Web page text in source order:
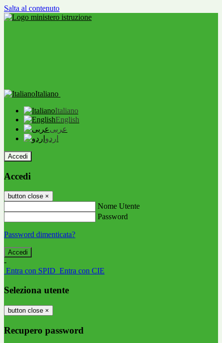
Salta al contenuto
Italiano
Italiano
English
عربى
اردو
Accedi
Accedi
button close ×
Nome Utente
Password
Password dimenticata?
-
Entra con SPID Entra con CIE
Seleziona utente
button close ×
Recupero password